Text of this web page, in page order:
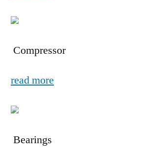
Compressor
read more
Bearings